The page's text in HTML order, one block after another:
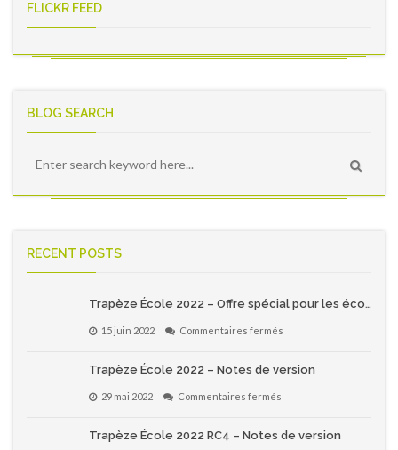
FLICKR FEED
BLOG SEARCH
RECENT POSTS
Trapèze École 2022 – Offre spécial pour les écoles primaires du Québec!
15 juin 2022 Commentaires fermés
2022
pour
les
Trapèze École 2022 – Notes de version
29 mai 2022 Commentaires fermés
2022
Trapèze École 2022 RC4 – Notes de version